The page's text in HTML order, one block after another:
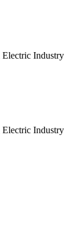
Industry
Industry